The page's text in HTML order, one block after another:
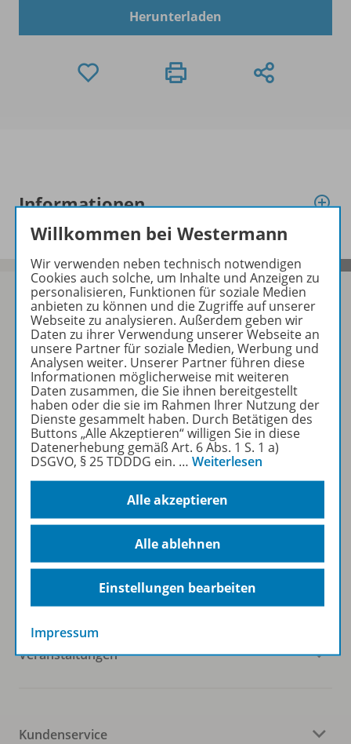
Herunterladen
Informationen
Sofort profitieren
Zum Newsletter anmelden
Folgen Sie uns auf Social Media
Westermann Gruppe
Veranstaltungen
Kundenservice
Willkommen bei Westermann
Wir verwenden neben technisch notwendigen
Cookies auch solche, um Inhalte und Anzeigen zu
personalisieren, Funktionen für soziale Medien
anbieten zu können und die Zugriffe auf unserer
Webseite zu analysieren. Außerdem geben wir
Daten zu ihrer Verwendung unserer Webseite an
unsere Partner für soziale Medien, Werbung und
Analysen weiter. Unserer Partner führen diese
Informationen möglicherweise mit weiteren
Daten zusammen, die Sie ihnen bereitgestellt
haben oder die sie im Rahmen Ihrer Nutzung der
Dienste gesammelt haben. Durch Betätigen des
Buttons „Alle Akzeptieren“ willigen Sie in diese
Datenerhebung gemäß Art. 6 Abs. 1 S. 1 a)
DSGVO, § 25 TDDDG ein. … Weiterlesen
Alle akzeptieren
Alle ablehnen
Einstellungen bearbeiten
Impressum